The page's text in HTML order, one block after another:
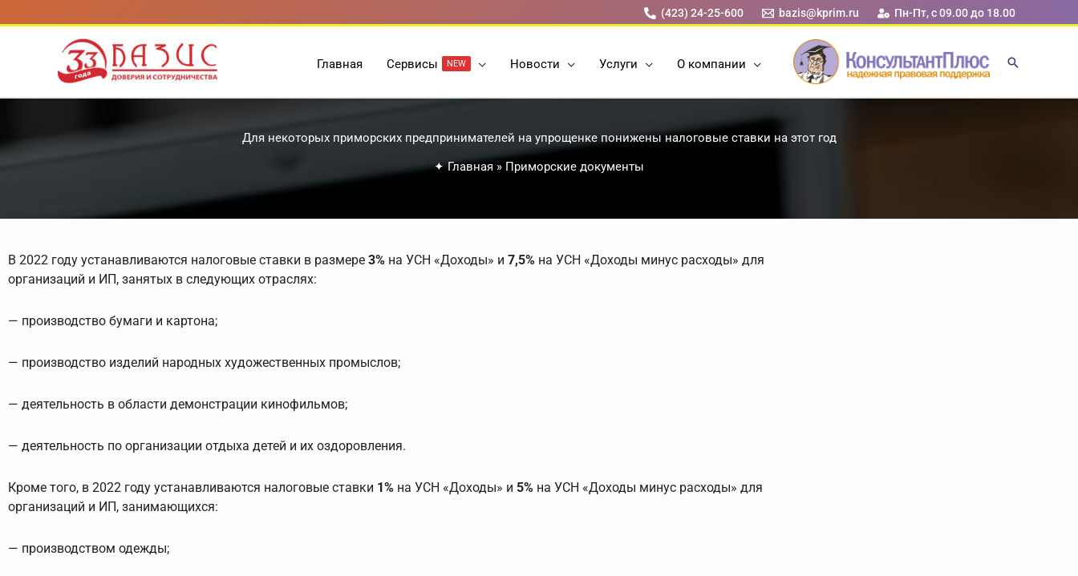
к
содержимому
(423) 24-25-600 bazis@kprim.ru Пн-Пт, с 09.00 до 18.00
Главная Cервисы NEW Новости Услуги О компании
Для некоторых приморских предпринимателей на упрощенке понижены налоговые ставки на этот год
✦ Главная » Приморские документы
В 2022 году устанавливаются налоговые ставки в размере 3% на УСН «Доходы» и 7,5% на УСН «Доходы минус расходы» для
организаций и ИП, занятых в следующих отраслях:
— производство бумаги и картона;
— производство изделий народных художественных промыслов;
— деятельность в области демонстрации кинофильмов;
— деятельность по организации отдыха детей и их оздоровления.
Кроме того, в 2022 году устанавливаются налоговые ставки 1% на УСН «Доходы» и 5% на УСН «Доходы минус расходы» для
организаций и ИП, занимающихся:
— производством одежды;